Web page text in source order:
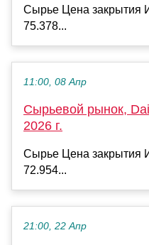
Сырье Цена закрытия
75.378...
11:00, 08 Апр
Сырьевой рынок,
2026 г.
Сырье Цена закрытия
72.954...
21:00, 22 Апр